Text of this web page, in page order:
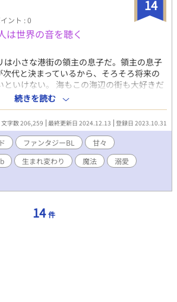
14
ント : 0
は世界の音を聴く
は小さな港街の領主の息子だ。領主の息子
次代と決まっているから、そろそろ将来の
といけない。 海もこの海辺の街も大好きだ
父や姉夫婦を助けながら漁師をしたりして
若者がこんな田舎で一生を過ごしたいなん
と思われてしまうくらい、ここは何もない
なる年、幼馴染で婚約者のレオリムと、学
いけないみたい……？ え？ 世界の危
かしないといけないの？ なんで？ 僕
おっとり少年シーラン（受）が、わんこ系
攻）と、将来やりたい事探しに学園都市
創生の秘密と、世界の危機に関わって
つエネルギー。 身分制度はありますが、婚
別なく認められる世界のお話になります。
続きを読む
文字数 206,259 最終更新日 2024.12.13 登録日 2023.10.31
ファンタジーBL
甘々
生まれ変わり 魔法
溺愛
14 件